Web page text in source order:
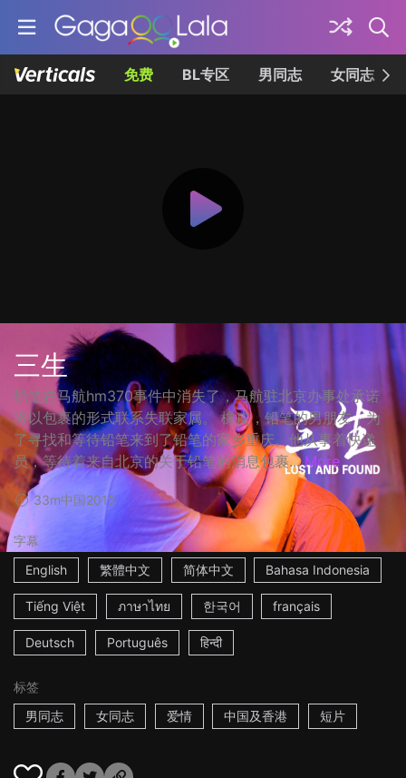
免费 BL专区 男同志 女同志
三生
铅笔在马航hm370事件中消失了，马航驻北京办事处承诺
将以包裹的形式联系失联家属。 橡皮，铅笔的男朋友，为
了寻找和等待铅笔来到了铅笔的家乡重庆。他从事着快递
员，等待着来自北京的关于铅笔的消息包裹... More
33m中国2015
字幕
English
繁體中文 简体中文 Bahasa Indonesia
Tiếng Việt ภาษาไทย 한국어 français
Deutsch Português हिन्दी
标签
男同志
女同志 爱情 中国及香港 短片